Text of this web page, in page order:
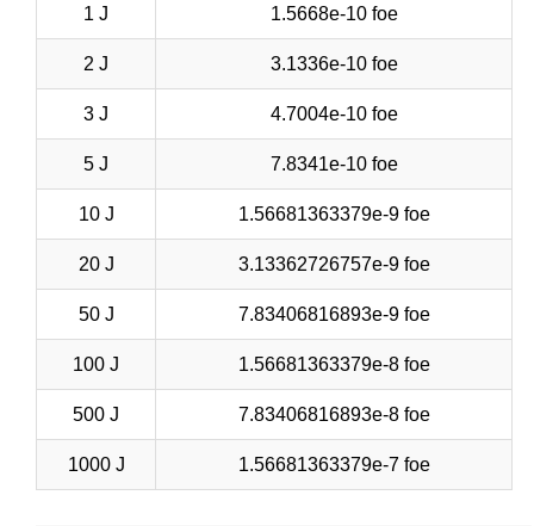
1 J 1.5668e-10 foe
2 J 3.1336e-10 foe
3 J 4.7004e-10 foe
5 J 7.8341e-10 foe
10 J 1.56681363379e-9 foe
20 J 3.13362726757e-9 foe
50 J 7.83406816893e-9 foe
100 J 1.56681363379e-8 foe
500 J 7.83406816893e-8 foe
1000 J 1.56681363379e-7 foe